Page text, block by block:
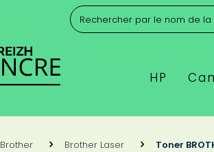
HP
Brother Brother Laser Toner